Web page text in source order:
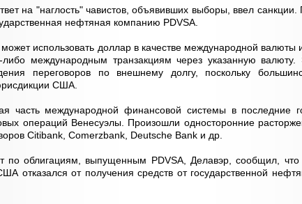
на "наглость" чавистов, объявивших выборы, ввел санкции.
нефтяная компанию PDVSA.
использовать доллар в качестве международной валюты
международным транзакциям через указанную валюту.
переговоров по внешнему долгу, поскольку
США.
часть международной финансовой системы в последние
операций Венесуэлы. Произошли односторонние
Citibank, Comerzbank, Deutsche Bank и др.
по облигациям, выпущенным PDVSA, Делавэр, сообщил, что
отказался от получения средств от государственной